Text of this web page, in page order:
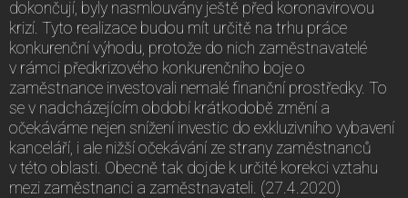
dokončují, byly nasmlouvány ještě před koronavirovou
krizí. Tyto realizace budou mít určitě na trhu práce
konkurenční výhodu, protože do nich zaměstnavatelé
v rámci předkrizového konkurenčního boje o
zaměstnance investovali nemalé finanční prostředky. To
se v nadcházejícím období krátkodobě změní a
očekáváme nejen snížení investic do exkluzivního vybavení
kanceláří, i ale nižší očekávání ze strany zaměstnanců
v této oblasti. Obecně tak dojde k určité korekci vztahu
mezi zaměstnanci a zaměstnavateli. (27.4.2020)